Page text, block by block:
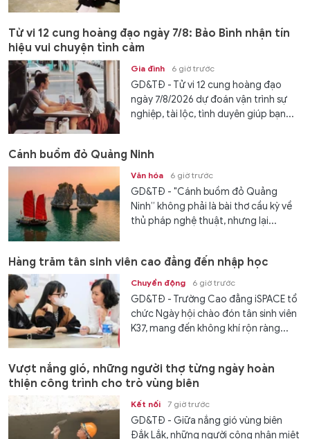
Tử vi 12 cung hoàng đạo ngày 7/8: Bảo Bình nhận tín
hiệu vui chuyện tình cảm
Gia đình 6 giờ trước
GD&TĐ - Tử vi 12 cung hoàng đạo
ngày 7/8/2026 dự đoán vận trình sự
nghiệp, tài lộc, tình duyên giúp bạn...
Cánh buồm đỏ Quảng Ninh
Văn hóa 6 giờ trước
GD&TĐ - "Cánh buồm đỏ Quảng
Ninh” không phải là bài thơ cầu kỳ về
thủ pháp nghệ thuật, nhưng lại...
Hàng trăm tân sinh viên cao đẳng đến nhập học
Chuyển động 6 giờ trước
GD&TĐ - Trường Cao đẳng iSPACE tổ
chức Ngày hội chào đón tân sinh viên
K37, mang đến không khí rộn ràng...
Vượt nắng gió, những người thợ từng ngày hoàn
thiện công trình cho trò vùng biên
Kết nối 7 giờ trước
GD&TĐ - Giữa nắng gió vùng biên
Đắk Lắk, những người công nhân miệt